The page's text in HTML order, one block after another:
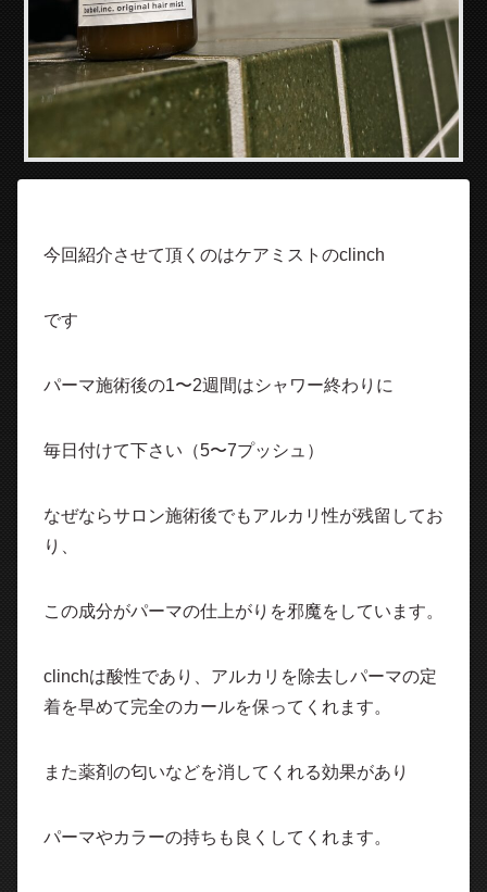
今回紹介させて頂くのはケアミストのclinch
です
パーマ施術後の1〜2週間はシャワー終わりに
毎日付けて下さい（5〜7プッシュ）
なぜならサロン施術後でもアルカリ性が残留してお
り、
この成分がパーマの仕上がりを邪魔をしています。
clinchは酸性であり、アルカリを除去しパーマの定
着を早めて完全のカールを保ってくれます。
また薬剤の匂いなどを消してくれる効果があり
パーマやカラーの持ちも良くしてくれます。